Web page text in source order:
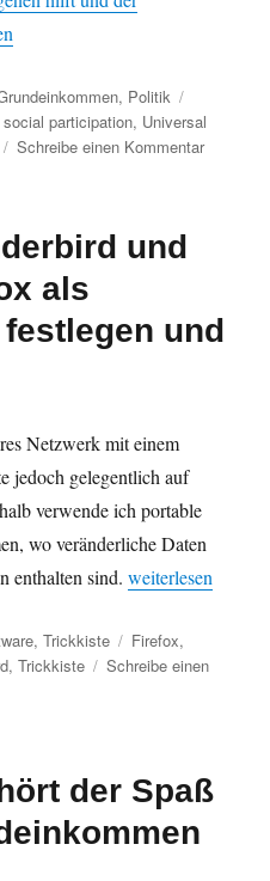
vs. Justizsystem“
, Politik
social participation, Universal
Schreibe einen Kommentarzu
und
als
und
Netzwerk mit einem
jedoch gelegentlich auf
verwende ich portable
wo veränderliche Daten
enthalten sind.„Portable
weiterlesen
,Trickkiste Schlagwörter
Firefox,
,Trickkiste
Schreibe einen
der Spaß